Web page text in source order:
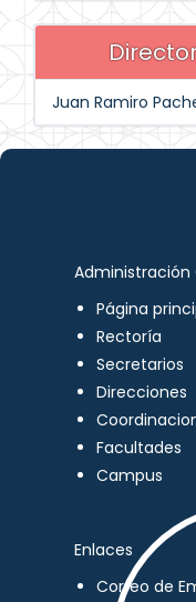
Juan Ramiro
Administración
Página
Rectoría
Secretarios
Direcciones
Facultades
Campus
Enlaces
Correo de